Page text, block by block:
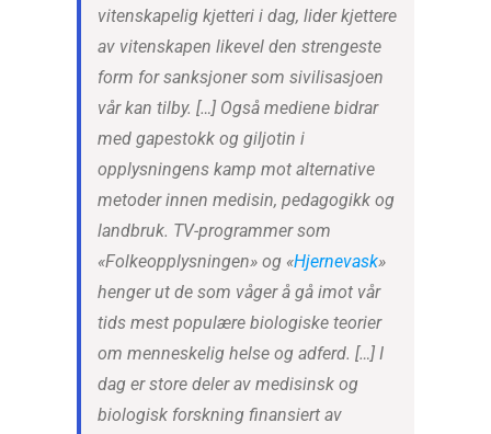
vitenskapelig kjetteri i dag, lider kjettere
av vitenskapen likevel den strengeste
form for sanksjoner som sivilisasjoen
vår kan tilby. […] Også mediene bidrar
med gapestokk og giljotin i
opplysningens kamp mot alternative
metoder innen medisin, pedagogikk og
landbruk. TV-programmer som
«Folkeopplysningen» og «Hjernevask»
henger ut de som våger å gå imot vår
tids mest populære biologiske teorier
om menneskelig helse og adferd. […] I
dag er store deler av medisinsk og
biologisk forskning finansiert av